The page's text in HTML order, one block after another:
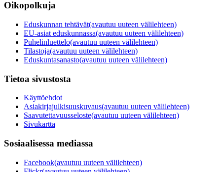
Oikopolkuja
Eduskunnan tehtävät(avautuu uuteen välilehteen)
EU-asiat eduskunnassa(avautuu uuteen välilehteen)
Puhelinluettelo(avautuu uuteen välilehteen)
Tilastoja(avautuu uuteen välilehteen)
Eduskuntasanasto(avautuu uuteen välilehteen)
Tietoa sivustosta
Käyttöehdot
Asiakirjajulkisuuskuvaus(avautuu uuteen välilehteen)
Saavutettavuusseloste(avautuu uuteen välilehteen)
Sivukartta
Sosiaalisessa mediassa
Facebook(avautuu uuteen välilehteen)